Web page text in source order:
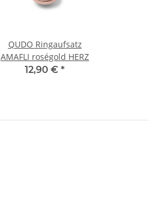
QUDO Ringaufsatz
AMAFLI roségold HERZ
12,90 € *